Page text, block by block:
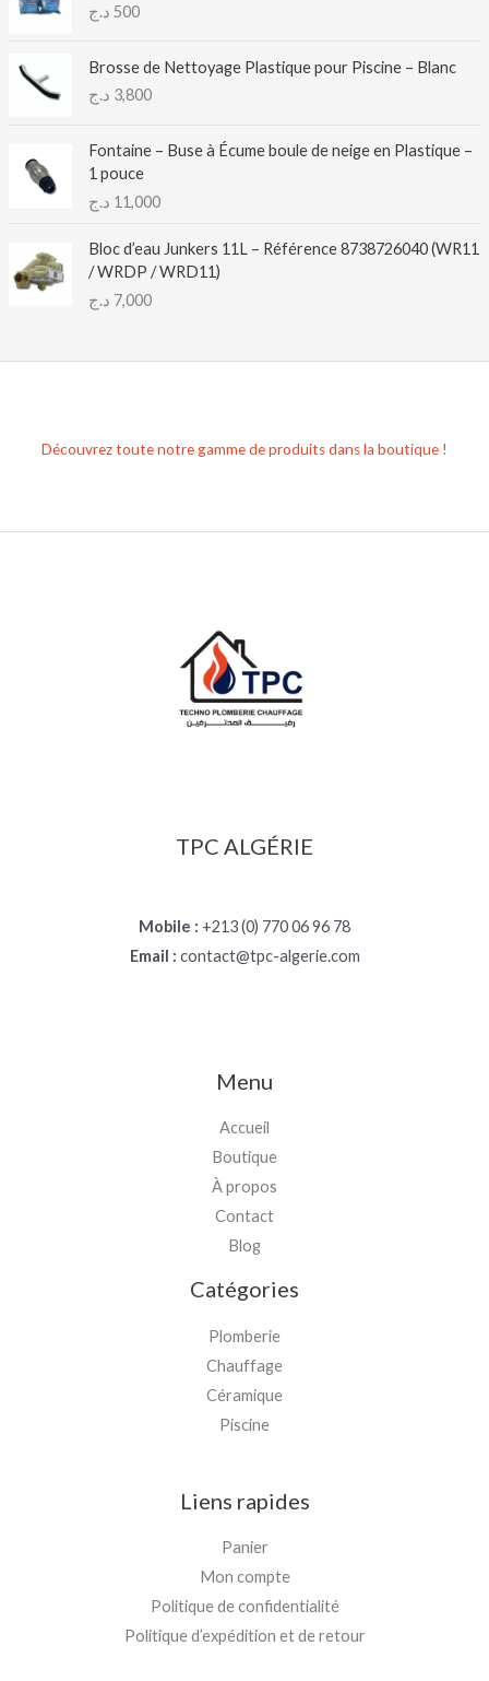
500 د.ج
Brosse de Nettoyage Plastique pour Piscine – Blanc
3,800 د.ج
Fontaine – Buse à Écume boule de neige en Plastique –
1 pouce
11,000 د.ج
Bloc d’eau Junkers 11L – Référence 8738726040 (WR11
/ WRDP / WRD11)
7,000 د.ج
Découvrez toute notre gamme de produits dans la boutique !
TPC ALGÉRIE
Mobile : +213 (0) 770 06 96 78
Email : contact@tpc-algerie.com
Menu
Accueil
Boutique
À propos
Contact
Blog
Catégories
Plomberie
Chauffage
Céramique
Piscine
Liens rapides
Panier
Mon compte
Politique de confidentialité
Politique d’expédition et de retour